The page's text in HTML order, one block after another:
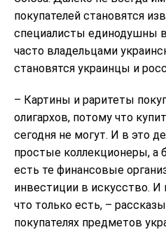
покупателей становятся
специалисты единодушны
часто владельцами
становятся украинцы и
– Картины и раритеты
олигархов, потому что
сегодня не могут. И в это
простые коллекционеры, а
есть те финансовые
инвестиции в искусство. И
что только есть, –
покупателях предметов